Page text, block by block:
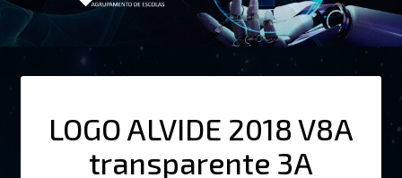
LOGO ALVIDE 2018 V8A
transparente 3A